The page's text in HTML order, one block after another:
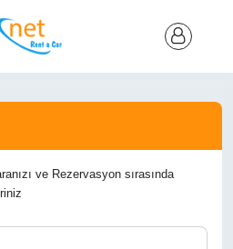
ve Rezervasyon sırasında